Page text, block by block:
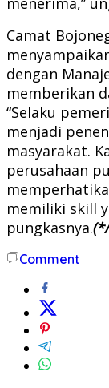
Camat
dengan
memberikan
“Selaku
menjadi
masyarakat.
perusahaan
memiliki skill
pungkasnya.
Comment